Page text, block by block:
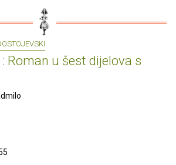
Roman u šest dijelova s